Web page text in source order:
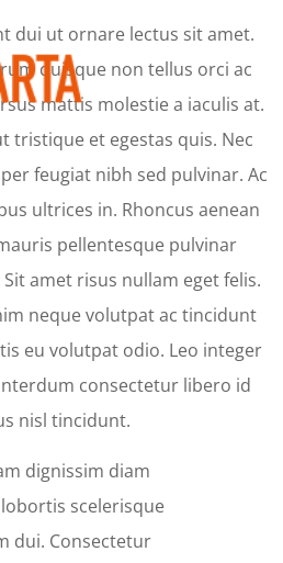
dui ut ornare lectus sit amet.
quisque non tellus orci ac
mattis molestie a iaculis at.
tristique et egestas quis. Nec
feugiat nibh sed pulvinar. Ac
ultrices in. Rhoncus aenean
pellentesque pulvinar
amet risus nullam eget felis.
neque volutpat ac tincidunt
eu volutpat odio. Leo integer
consectetur libero id
nisl tincidunt.
dignissim diam
scelerisque
dui. Consectetur